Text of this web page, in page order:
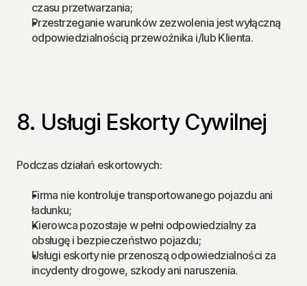
czasu przetwarzania;
Przestrzeganie warunków zezwolenia jest wyłączną
odpowiedzialnością przewoźnika i/lub Klienta.
8. Usługi Eskorty Cywilnej
Podczas działań eskortowych:
Firma nie kontroluje transportowanego pojazdu ani
ładunku;
Kierowca pozostaje w pełni odpowiedzialny za
obsługę i bezpieczeństwo pojazdu;
Usługi eskorty nie przenoszą odpowiedzialności za
incydenty drogowe, szkody ani naruszenia.